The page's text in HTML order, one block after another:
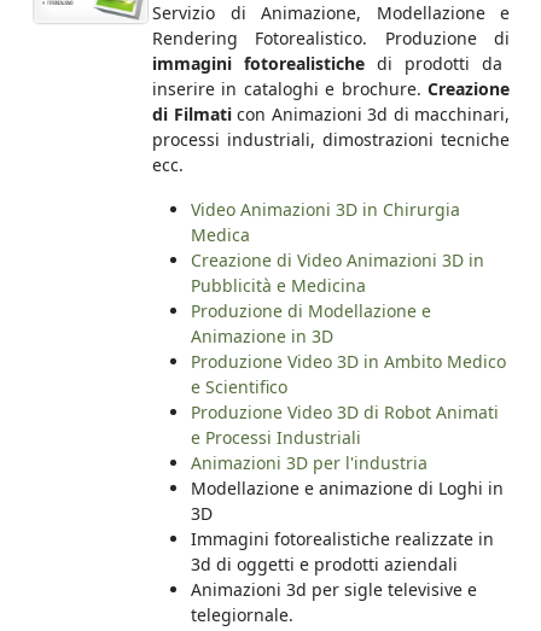
Servizio di Animazione, Modellazione e
Rendering Fotorealistico. Produzione di
immagini fotorealistiche di prodotti da
inserire in cataloghi e brochure. Creazione
di Filmaticon Animazioni 3d di macchinari,
processi industriali, dimostrazioni tecniche
ecc.
Video Animazioni 3D in Chirurgia
Medica
Creazione di Video Animazioni 3D in
Pubblicità e Medicina
Produzione di Modellazione e
Animazione in 3D
Produzione Video 3D in Ambito Medico
e Scientifico
Produzione Video 3D di Robot Animati
e Processi Industriali
Animazioni 3D per l'industria
Modellazione e animazione di Loghi in
3D
Immagini fotorealistiche realizzate in
3d di oggetti e prodotti aziendali
Animazioni 3d per sigle televisive e
telegiornale.